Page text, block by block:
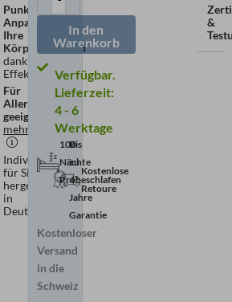
Punktgenaue
Anpassung an
Ihre
Körperkonturen
dank Memory-
Effekt
Für
Allergiker
geeignet
mehr Info
Individuell
für Sie
hergestellt
in
Deutschland
In den
Warenkorb
Lieferzeit:
4 - 6
Werktage
100
Nächte
Probeschlafen
Bis
zu
4
Jahre
Garantie
Kostenlose
Retoure
Kostenloser
Versand
in die
Schweiz
&